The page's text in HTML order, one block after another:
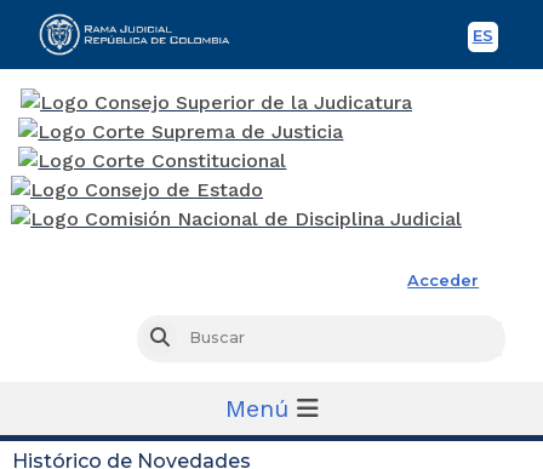
ES
Acceder
Buscar
Menú
Histórico de Novedades